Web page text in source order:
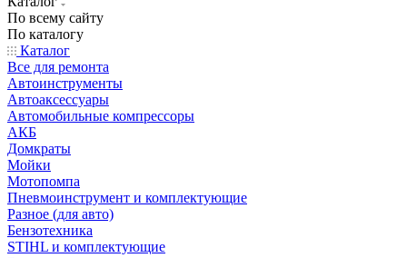
По всему сайту
По каталогу
Каталог
Все для ремонта
Автоинструменты
Автоаксессуары
Автомобильные компрессоры
АКБ
Домкраты
Мойки
Мотопомпа
Пневмоинструмент и комплектующие
Разное (для авто)
Бензотехника
STIHL и комплектующие